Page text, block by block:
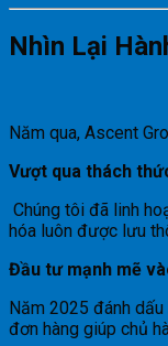
Nhìn Lại
Năm qua, Ascent
Vượt qua thách
Chúng tôi đã linh
hóa luôn được lưu
Đầu tư mạnh mẽ
Năm 2025 đánh
đơn hàng giúp chủ